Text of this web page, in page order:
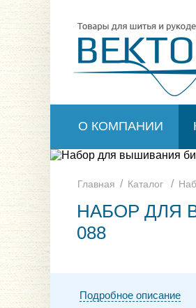
О КОМПАНИИ
Главная / Каталог /
НАБОР ДЛЯ
088
Подробное описание